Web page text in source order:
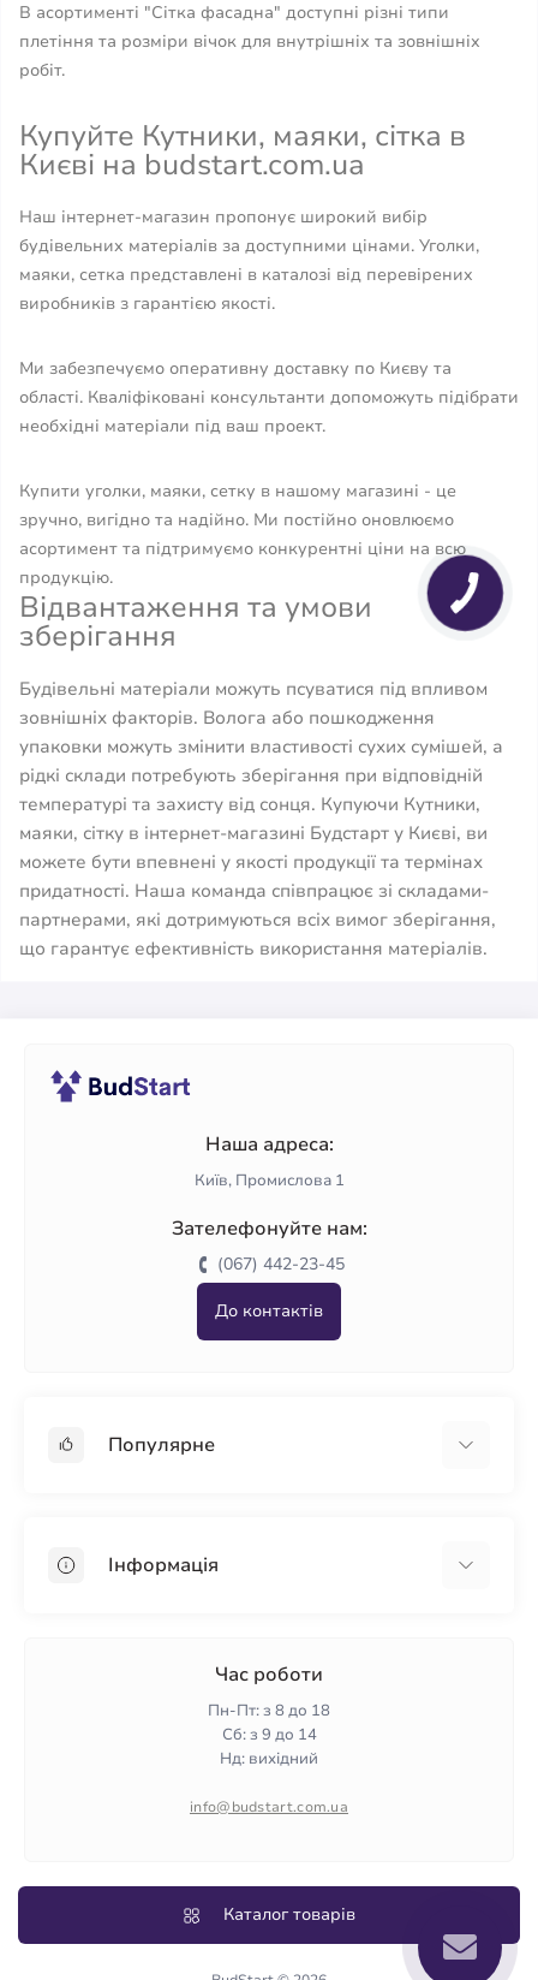
В асортименті "Сітка фасадна" доступні різні типи
плетіння та розміри вічок для внутрішніх та зовнішніх
робіт.
Купуйте Кутники, маяки, сітка в
Києві на budstart.com.ua
Наш інтернет-магазин пропонує широкий вибір
будівельних матеріалів за доступними цінами. Уголки,
маяки, сетка представлені в каталозі від перевірених
виробників з гарантією якості.
Ми забезпечуємо оперативну доставку по Києву та
області. Кваліфіковані консультанти допоможуть підібрати
необхідні матеріали під ваш проект.
Купити уголки, маяки, сетку в нашому магазині - це
зручно, вигідно та надійно. Ми постійно оновлюємо
асортимент та підтримуємо конкурентні ціни на всю
продукцію.
Відвантаження та умови
зберігання
Будівельні матеріали можуть псуватися під впливом
зовнішніх факторів. Волога або пошкодження
упаковки можуть змінити властивості сухих сумішей, а
рідкі склади потребують зберігання при відповідній
температурі та захисту від сонця. Купуючи Кутники,
маяки, сітку в інтернет-магазині Будстарт у Києві, ви
можете бути впевнені у якості продукції та термінах
придатності. Наша команда співпрацює зі складами-
партнерами, які дотримуються всіх вимог зберігання,
що гарантує ефективність використання матеріалів.
Наша адреса:
Київ, Промислова 1
Зателефонуйте нам:
(067) 442-23-45
До контактів
Популярне
ПінопластІнформація
Гарантія та повернення
Політика конфіденційності
Час роботи
Пн-Пт: з 8 до 18
Сб: з 9 до 14
Нд: вихідний
info@budstart.com.ua
Каталог товарів